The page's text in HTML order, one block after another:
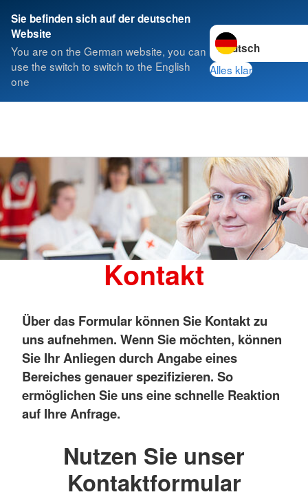
Sie befinden sich auf der deutschen
Website
You are on the German website, you can
use the switch to switch to the English
one
Sprache wechseln
Alles klar
Kontakt
Über das Formular können Sie Kontakt zu
uns aufnehmen. Wenn Sie möchten, können
Sie Ihr Anliegen durch Angabe eines
Bereiches genauer spezifizieren. So
ermöglichen Sie uns eine schnelle Reaktion
auf Ihre Anfrage.
Nutzen Sie unser
Kontaktformular